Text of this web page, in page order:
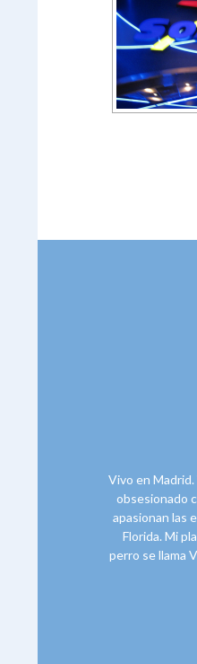
Vivo en
obsesionado
apasionan las
Florida. Mi
perro se llama